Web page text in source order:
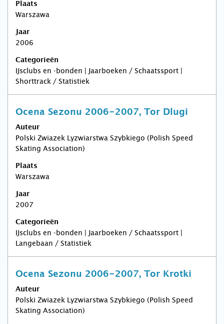
Plaats
Warszawa
Jaar
2006
Categorieën
IJsclubs en -bonden | Jaarboeken / Schaatssport |
Shorttrack / Statistiek
Ocena Sezonu 2006-2007, Tor Dlugi
Auteur
Polski Zwiazek Lyzwiarstwa Szybkiego (Polish Speed
Skating Association)
Plaats
Warszawa
Jaar
2007
Categorieën
IJsclubs en -bonden | Jaarboeken / Schaatssport |
Langebaan / Statistiek
Ocena Sezonu 2006-2007, Tor Krotki
Auteur
Polski Zwiazek Lyzwiarstwa Szybkiego (Polish Speed
Skating Association)